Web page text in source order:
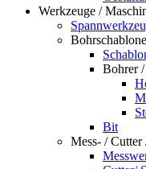
Werkzeuge /
Bohrer /
Bit
Mess- /